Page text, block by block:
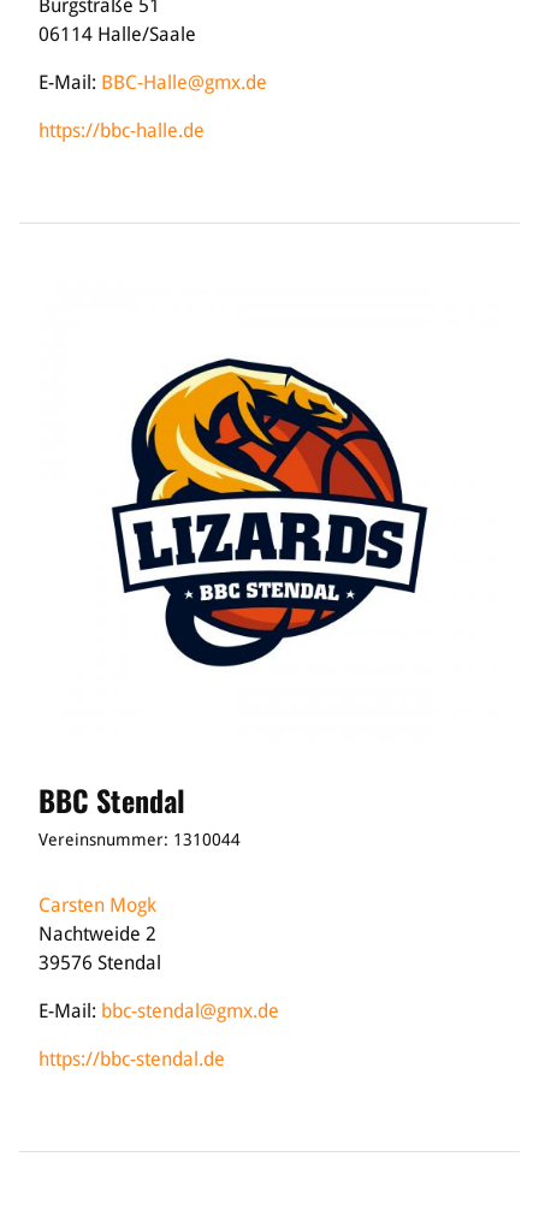
Burgstraße 51
06114 Halle/Saale
E-Mail: BBC-Halle@gmx.de
https://bbc-halle.de
BBC Stendal
Vereinsnummer: 1310044
Carsten Mogk
Nachtweide 2
39576 Stendal
E-Mail: bbc-stendal@gmx.de
https://bbc-stendal.de